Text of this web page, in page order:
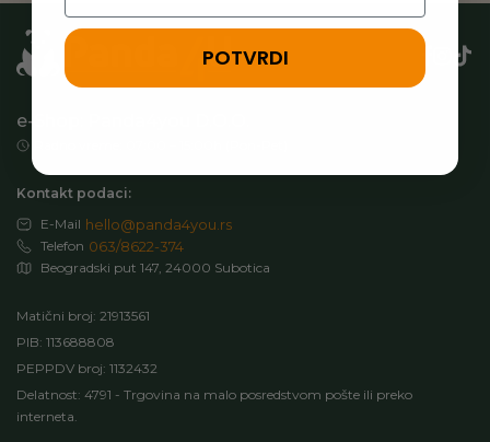
e-Shop: Panda4you D.O.O.
Kontakt podaci:
E-Mail hello@panda4you.rs
Telefon 063/8622-374
Beogradski put 147, 24000 Subotica
Matični broj: 21913561
PIB: 113688808
PEPPDV broj: 1132432
Delatnost: 4791 - Trgovina na malo posredstvom pošte ili preko
interneta.
POTVRDI